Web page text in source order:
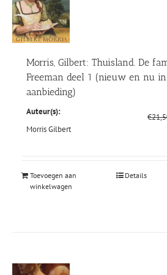
Morris, Gilbert: Thuisland. De
Freeman deel 1 (nieuw en nu
aanbieding)
Auteur(s):
Morris Gilbert
€
Toevoegen aan
winkelwagen
Details